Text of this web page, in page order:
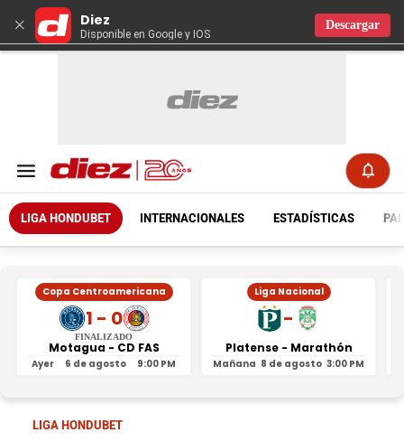
× Diez
Disponible en Google y IOS
Descargar
LIGA HONDUBET INTERNACIONALES ESTADÍSTICAS
Copa Centroamericana
1 - 0
FINALIZADO
Motagua - CD FAS
Ayer 6 de agosto 9:00 PM
Liga Nacional
-
Platense - Marathón
Mañana 8 de agosto 3:00 PM
LIGA HONDUBET